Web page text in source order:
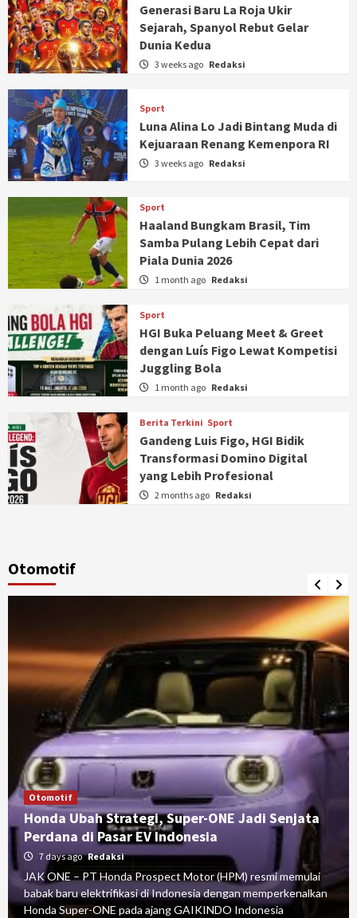
Generasi Baru La Roja Ukir
Sejarah, Spanyol Rebut Gelar
Dunia Kedua
3 weeks ago Redaksi
Sport
Luna Alina Lo Jadi Bintang Muda di
Kejuaraan Renang Kemenpora RI
3 weeks ago Redaksi
Sport
Haaland Bungkam Brasil, Tim
Samba Pulang Lebih Cepat dari
Piala Dunia 2026
1 month ago Redaksi
Sport
HGI Buka Peluang Meet & Greet
dengan Luís Figo Lewat Kompetisi
Juggling Bola
1 month ago Redaksi
Berita Terkini Sport
Gandeng Luis Figo, HGI Bidik
Transformasi Domino Digital
yang Lebih Profesional
2 months ago Redaksi
Otomotif
Otomotif
Honda Ubah Strategi, Super-ONE Jadi Senjata
Perdana di Pasar EV Indonesia
7 days ago Redaksi
JAK ONE – PT Honda Prospect Motor (HPM) resmi memulai
babak baru elektrifikasi di Indonesia dengan memperkenalkan
Honda Super-ONE pada ajang GAIKINDO Indonesia